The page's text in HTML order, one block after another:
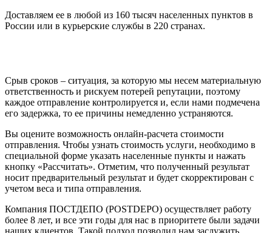
Доставляем ее в любой из 160 тысяч населенных пунктов в
России или в курьерские службы в 220 странах.
Срыв сроков – ситуация, за которую мы несем материальную
ответственность и рискуем потерей репутации, поэтому
каждое отправление контролируется и, если нами подмечена
его задержка, то ее причины немедленно устраняются.
Вы оцените возможность онлайн-расчета стоимости
отправления. Чтобы узнать стоимость услуги, необходимо в
специальной форме указать населенные пункты и нажать
кнопку «Рассчитать». Отметим, что полученный результат
носит предварительный результат и будет скорректирован с
учетом веса и типа отправления.
Компания ПОСТДЕПО (POSTDEPO) осуществляет работу
более 8 лет, и все эти годы для нас в приоритете были задачи
наших клиентов. Такой подход позволил нам заслужить